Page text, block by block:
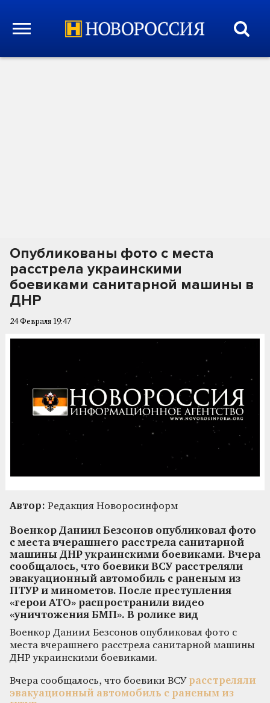
Опубликованы фото с места
расстрела украинскими
боевиками санитарной машины в
ДНР
24 Февраля 19:47
Автор: Редакция Новоросинформ
Военкор Даниил Безсонов опубликовал фото
с места вчерашнего расстрела санитарной
машины ДНР украинскими боевиками. Вчера
сообщалось, что боевики ВСУ расстреляли
эвакуационный автомобиль с раненым из
ПТУР и минометов. После преступления
«герои АТО» распространили видео
«уничтожения БМП». В ролике вид
Военкор Даниил Безсонов опубликовал фото с
места вчерашнего расстрела санитарной машины
ДНР украинскими боевиками.
Вчера сообщалось, что боевики ВСУрасстреляли
эвакуационный автомобиль с раненым из